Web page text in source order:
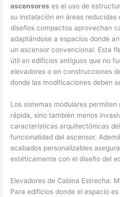
ascensores es el uso de
su instalación en áreas reducidas
diseños compactos aprovechan
adaptándose a espacios donde
un ascensor convencional. Esta
útil en edificios antiguos que no
elevadores o en construcciones
donde las modificaciones deben
Los sistemas modulares
rápida, sino también menos
características arquitectónicas
funcionalidad del ascensor.
acabados personalizables
estéticamente con el diseño del
Elevadores de Cabina Estrecha:
Para edificios donde el espacio